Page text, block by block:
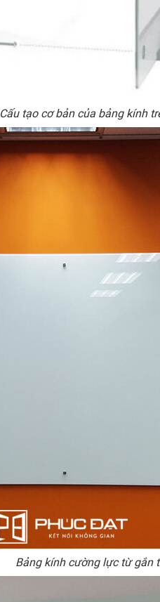
Cấu tạo cơ bản của bảng kính
Bảng kính cường lực từ gắn